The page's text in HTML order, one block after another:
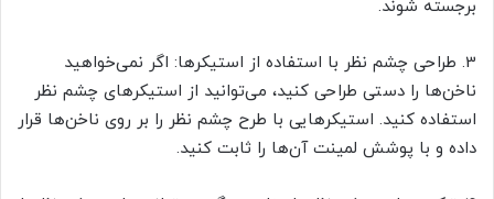
برجسته شوند.
3. طراحی چشم نظر با استفاده از استیکرها: اگر نمی‌خواهید
ناخن‌ها را دستی طراحی کنید، می‌توانید از استیکرهای چشم نظر
استفاده کنید. استیکرهایی با طرح چشم نظر را بر روی ناخن‌ها قرار
داده و با پوشش لمینت آن‌ها را ثابت کنید.